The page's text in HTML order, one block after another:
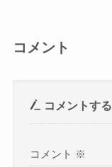
コメント
コメントする
コメント ※